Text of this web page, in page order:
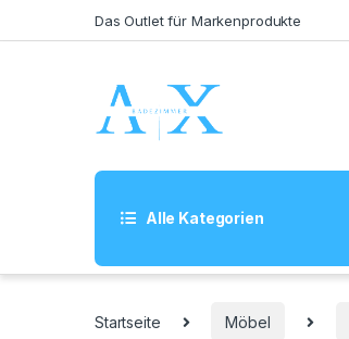
Das Outlet für Markenprodukte
Alle Kategorien
Startseite Möbel